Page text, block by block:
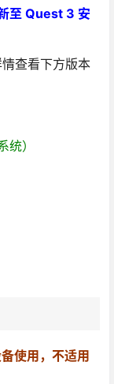
至 Quest 3 安
情查看下方版本
）
使用，不适用